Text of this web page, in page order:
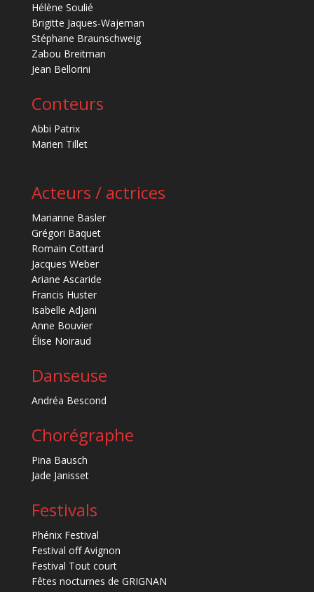
Hélène Soulié
Brigitte Jaques-Wajeman
Stéphane Braunschweig
Zabou Breitman
Jean Bellorini
Conteurs
Abbi Patrix
Marien Tillet
Acteurs / actrices
Marianne Basler
Grégori Baquet
Romain Cottard
Jacques Weber
Ariane Ascaride
Francis Huster
Isabelle Adjani
Anne Bouvier
Élise Noiraud
Danseuse
Andréa Bescond
Chorégraphe
Pina Bausch
Jade Janisset
Festivals
Phénix Festival
Festival off Avignon
Festival Tout court
Fêtes nocturnes de GRIGNAN